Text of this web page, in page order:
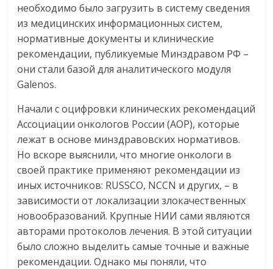
необходимо было загрузить в систему сведения
из медицинских информационных систем,
нормативные документы и клинические
рекомендации, публикуемые Минздравом РФ –
они стали базой для аналитического модуля
Galenos.
Начали с оцифровки клинических рекомендаций
Ассоциации онкологов России (АОР), которые
лежат в основе минздравовских нормативов.
Но вскоре выяснили, что многие онкологи в
своей практике применяют рекомендации из
иных источников: RUSSCO, NCCN и других, – в
зависимости от локализации злокачественных
новообразований. Крупные НИИ сами являются
авторами протоколов лечения. В этой ситуации
было сложно выделить самые точные и важные
рекомендации. Однако мы поняли, что